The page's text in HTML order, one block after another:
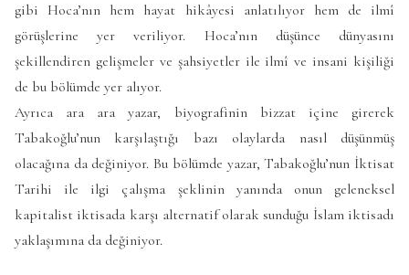
gibi Hoca’nın hem hayat hikâyesi anlatılıyor hem de ilmî
görüşlerine yer veriliyor. Hoca’nın düşünce dünyasını
şekillendiren gelişmeler ve şahsiyetler ile ilmî ve insani kişiliği
de bu bölümde yer alıyor.
Ayrıca ara ara yazar, biyografinin bizzat içine girerek
Tabakoğlu’nun karşılaştığı bazı olaylarda nasıl düşünmüş
olacağına da değiniyor. Bu bölümde yazar, Tabakoğlu’nun İktisat
Tarihi ile ilgi çalışma şeklinin yanında onun geleneksel
kapitalist iktisada karşı alternatif olarak sunduğu İslam iktisadı
yaklaşımına da değiniyor.